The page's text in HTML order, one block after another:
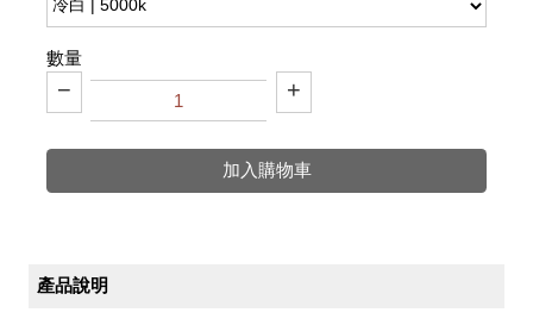
數量
− +
加入購物車
產品說明